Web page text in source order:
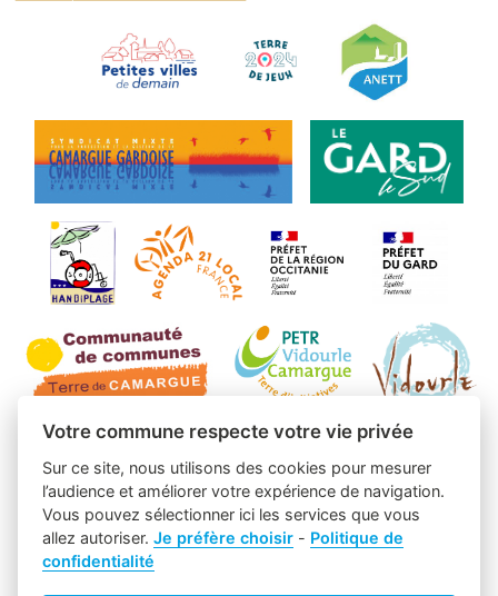
Votre commune respecte votre vie privée
Sur ce site, nous utilisons des cookies pour mesurer
l’audience et améliorer votre expérience de navigation.
Vous pouvez sélectionner ici les services que vous
allez autoriser.Je préfère choisir - Politique de
confidentialité